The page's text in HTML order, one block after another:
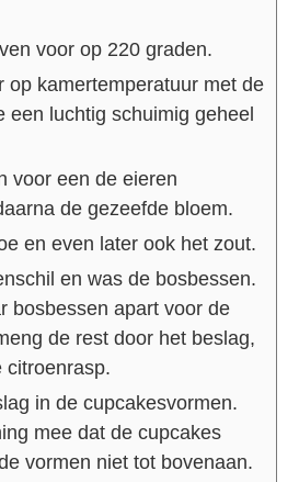
voor op 220 graden.
op kamertemperatuur met de
een luchtig schuimig geheel
voor een de eieren
de gezeefde bloem.
en even later ook het zout.
en was de bosbessen.
bosbessen apart voor de
de rest door het beslag,
citroenrasp.
in de cupcakesvormen.
mee dat de cupcakes
vormen niet tot bovenaan.